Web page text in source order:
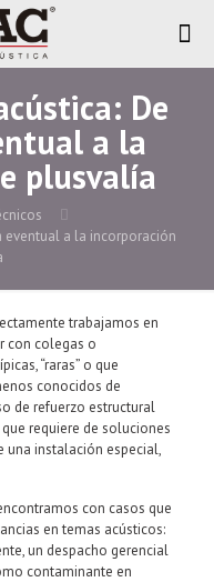
De
a la
plusvalía
eventual a la incorporación
trabajamos en
con colegas o
“raras” o que
conocidos de
de refuerzo estructural
requiere de soluciones
una instalación especial,
con casos que
en temas acústicos:
un despacho gerencial
contaminante en